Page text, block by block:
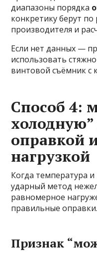
диапазоны порядка
конкретику берут
производителя и
Если нет данных —
использовать
винтовой съёмник с
Способ 4:
оправкой
нагрузкой
Когда температура
ударный метод
равномерное
правильные оправки.
Признак